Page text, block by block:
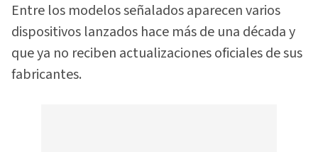
Entre los modelos señalados aparecen varios
dispositivos lanzados hace más de una década y
que ya no reciben actualizaciones oficiales de sus
fabricantes.